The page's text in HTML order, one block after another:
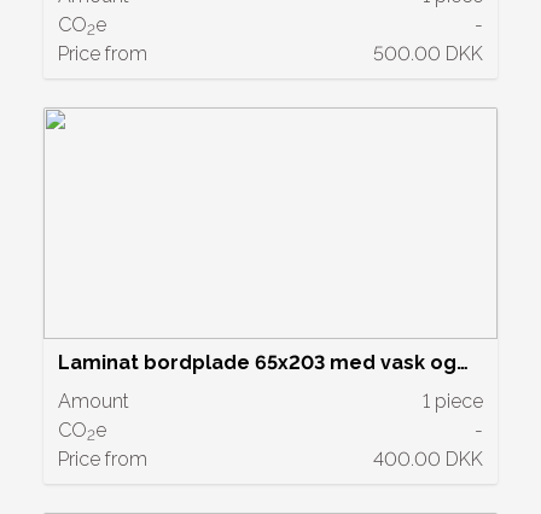
CO2e
-
Price from
500.00 DKK
Laminat bordplade 65x203 med vask og
blandings batteri. Pris kr. 400,-
Amount
1 piece
CO2e
-
Price from
400.00 DKK